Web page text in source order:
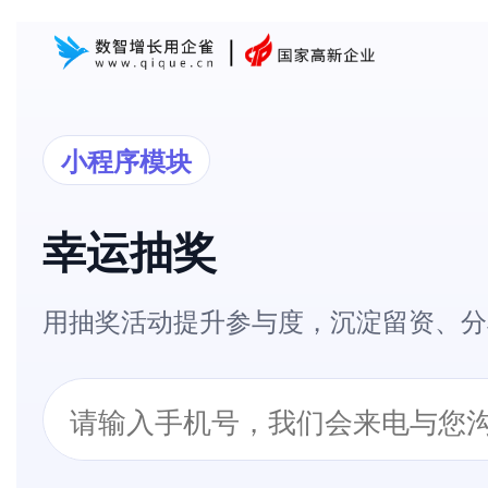
小程序模块
幸运抽奖
用抽奖活动提升参与度，沉淀留资、